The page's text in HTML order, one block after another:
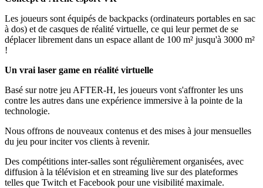
Les joueurs sont équipés de backpacks (ordinateurs portables en sac
à dos) et de casques de réalité virtuelle, ce qui leur permet de se
déplacer librement dans un espace allant de 100 m² jusqu'à 3000 m²
!
Un vrai laser game en réalité virtuelle
Basé sur notre jeu AFTER-H, les joueurs vont s'affronter les uns
contre les autres dans une expérience immersive à la pointe de la
technologie.
Nous offrons de nouveaux contenus et des mises à jour mensuelles
du jeu pour inciter vos clients à revenir.
Des compétitions inter-salles sont régulièrement organisées, avec
diffusion à la télévision et en streaming live sur des plateformes
telles que Twitch et Facebook pour une visibilité maximale.